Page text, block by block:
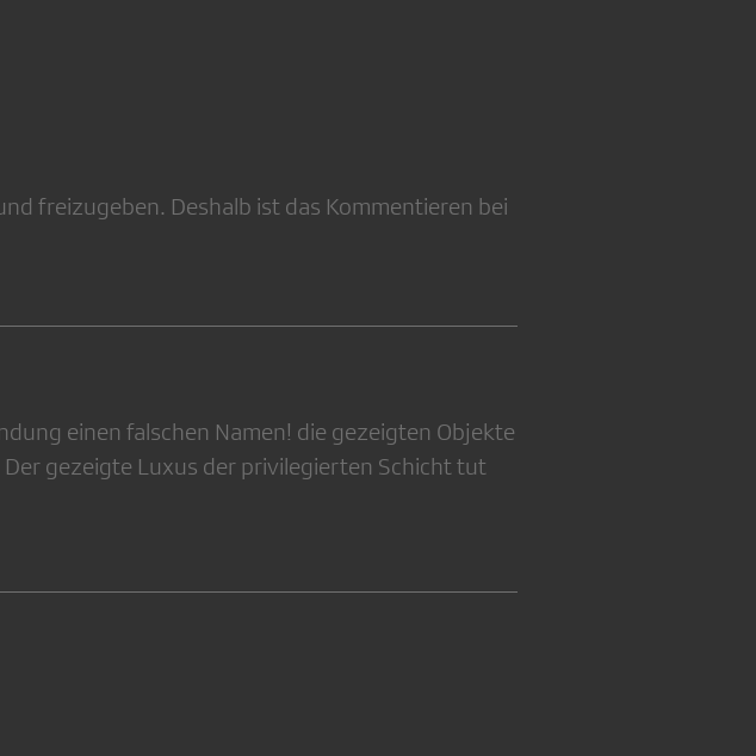
freizugeben. Deshalb ist das Kommentieren bei
einen falschen Namen! die gezeigten Objekte
Der gezeigte Luxus der privilegierten Schicht tut